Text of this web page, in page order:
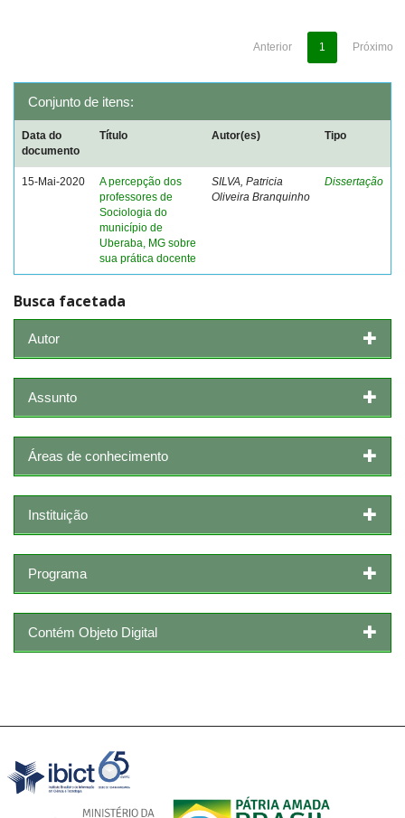
Anterior 1 Próximo
Conjunto de itens:
Data do
documento
Título Autor(es) Tipo
15-Mai-2020
A percepção dos
professores de
Sociologia do
município de
Uberaba, MG sobre
sua prática docente
SILVA, Patricia
Oliveira Branquinho
Dissertação
Busca facetada
Autor
Assunto
Áreas de conhecimento
Instituição
Programa
Contém Objeto Digital